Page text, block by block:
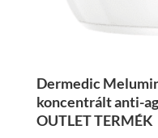
Dermedic
koncentrált anti-
OUTLET TERMÉK